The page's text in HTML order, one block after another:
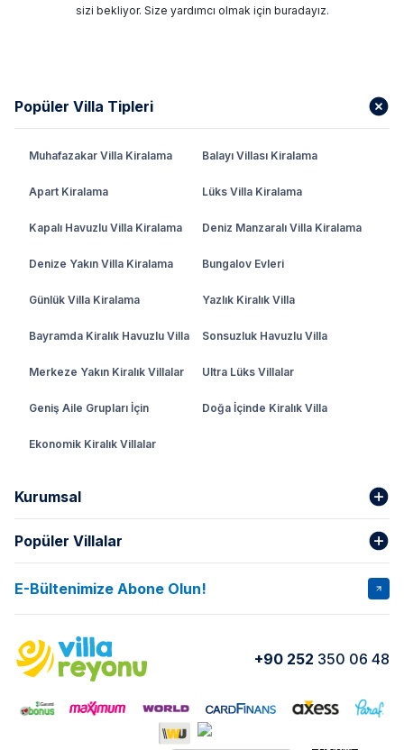
sizi bekliyor. Size yardımcı olmak için buradayız.
Popüler Villa Tipleri
Muhafazakar Villa Kiralama Balayı Villası Kiralama
Apart Kiralama Lüks Villa Kiralama
Kapalı Havuzlu Villa Kiralama Deniz Manzaralı Villa Kiralama
Denize Yakın Villa Kiralama Bungalov Evleri
Günlük Villa Kiralama Yazlık Kiralık Villa
Bayramda Kiralık Havuzlu Villa Sonsuzluk Havuzlu Villa
Merkeze Yakın Kiralık Villalar Ultra Lüks Villalar
Geniş Aile Grupları İçin Doğa İçinde Kiralık Villa
Ekonomik Kiralık Villalar
Kurumsal
Hakkımızda
İptal Şartları Banka Hesapları
Kurumsal Blog
Yorumlar Nasıl Kiralarım
Popüler Villalar
VİLLA SALKIM VİLLA SLAY 1
VİLLA OLENNA 1 VİLLA MERT
VILLA ADRIMA 1
E-Bültenimize Abone Olun!
+90 252 350 06 48